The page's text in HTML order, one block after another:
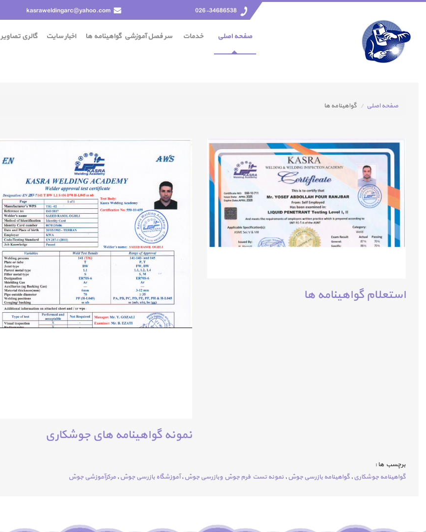
026-34686538
kasraweldingarc@yahoo.com
صفحه اصلي خدمات سر فصل آموزشی گواهينامه ها اخبار سایت گالری تصاویر
صفحه اصلی گواهينامه ها
استعلام گواهینامه ها
نمونه گواهینامه های جوشکاری
برچسب ها :
گواهینامه جوشکاری ,گواهینامه بازرسی جوش ,نمونه تست فرم جوش وبازرسی جوش ,آموزشگاه بازرسی جوش ,مرکزآموزشی جوش